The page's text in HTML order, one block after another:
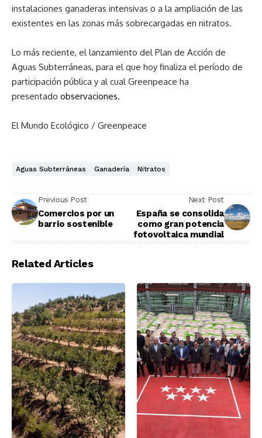
instalaciones ganaderas intensivas o a la ampliación de las
existentes en las zonas más sobrecargadas en nitratos.
Lo más reciente, el lanzamiento del Plan de Acción de
Aguas Subterráneas, para el que hoy finaliza el período de
participación pública y al cual Greenpeace ha
presentado observaciones.
El Mundo Ecológico / Greenpeace
Aguas Subterráneas Ganadería Nitratos
Previous Post
Comercios por un
barrio sostenible
Next Post
España se consolida
como gran potencia
fotovoltaica mundial
Related Articles